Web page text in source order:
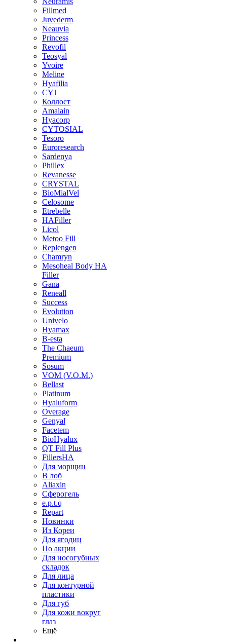
Fillmed
Juvederm
Neauvia
Princess
Revofil
Teosyal
Yvoire
Meline
Hyafilia
CYJ
Коллост
Amalain
Hyacorp
CYTOSIAL
Tesoro
Euroresearch
Sardenya
Phillex
Revanesse
CRYSTAL
BioMialVel
Celosome
Etrebelle
HAFiller
Licol
Metoo Fill
Replengen
Chamryn
Mesoheal Body HA
Filler
Gana
Reneall
Success
Evolution
Univelo
Hyamax
B-esta
The Chaeum
Premium
Sosum
VOM (V.O.M.)
Bellast
Platinum
Hyaluform
Overage
Genyal
Facetem
BioHyalux
QT Fill Plus
FillersHA
Для морщин
В лоб
Aliaxin
Сферогель
e.p.t.q
Repart
Новинки
Из Кореи
Для ягодиц
По акции
Для носогубных
складок
Для лица
Для контурной
пластики
Для губ
Для кожи вокруг
глаз
Ещё